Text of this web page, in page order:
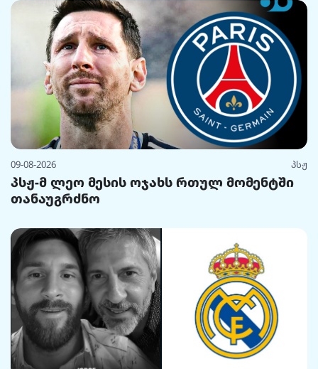
09-08-2026 პსჟ
პსჟ-მ ლეო მესის ოჯახს რთულ მომენტში
თანაუგრძნო